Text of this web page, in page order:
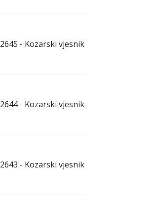
2645 - Kozarski vjesnik - 12.6.2026.
2644 - Kozarski vjesnik - 5.6.2026.
2643 - Kozarski vjesnik - 29.5.2026.